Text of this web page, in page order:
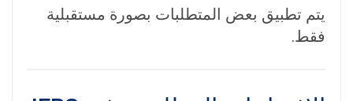
يتم تطبيق بعض المتطلبات بصورة مستقبلية
فقط.